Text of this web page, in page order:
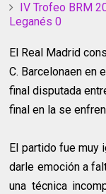
IV Trofeo BRM
Leganés 0
El Real Madrid
C. Barcelonaen en
final disputada
final en la se
El partido fue muy
darle emoción a
una técnica